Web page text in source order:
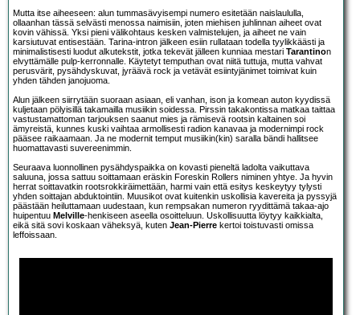
Mutta itse aiheeseen: alun tummasävyisempi numero esitetään naislaululla,
ollaanhan tässä selvästi menossa naimisiin, joten miehisen juhlinnan aiheet ovat
kovin vähissä. Yksi pieni välikohtaus kesken valmistelujen, ja aiheet ne vain
karsiutuvat entisestään. Tarina-intron jälkeen esiin rullataan todella tyylikkäästi ja
minimalistisesti luodut alkutekstit, jotka tekevät jälleen kunniaa mestari Tarantinon
elvyttämälle pulp-kerronnalle. Käytetyt temputhan ovat niitä tuttuja, mutta vahvat
perusvärit, pysähdyskuvat, jyräävä rock ja vetävät esiintyjänimet toimivat kuin
yhden tähden janojuoma.
Alun jälkeen siirrytään suoraan asiaan, eli vanhan, ison ja komean auton kyydissä
kuljetaan pölyisillä takamailla musiikin soidessa. Pirssin takakontissa matkaa taittaa
vastustamattoman tarjouksen saanut mies ja rämisevä rootsin kaltainen soi
ämyreistä, kunnes kuski vaihtaa armollisesti radion kanavaa ja modernimpi rock
pääsee raikaamaan. Ja ne modernit temput musiikin(kin) saralla bändi hallitsee
huomattavasti suvereenimmin.
Seuraava luonnollinen pysähdyspaikka on kovasti pieneltä ladolta vaikuttava
saluuna, jossa sattuu soittamaan eräskin Foreskin Rollers niminen yhtye. Ja hyvin
herrat soittavatkin rootsrokkiräimettään, harmi vain että esitys keskeytyy tylysti
yhden soittajan abduktointiin. Muusikot ovat kuitenkin uskollisia kavereita ja pyssyjä
päästään heiluttamaan uudestaan, kun rempsakan numeron ryydittämä takaa-ajo
huipentuu Melville-henkiseen aseella osoitteluun. Uskollisuutta löytyy kaikkialta,
eikä sitä sovi koskaan väheksyä, kuten Jean-Pierre kertoi toistuvasti omissa
leffoissaan.